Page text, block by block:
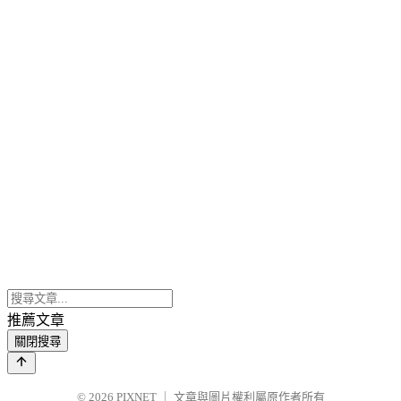
推薦文章
關閉搜尋
© 2026 PIXNET 文章與圖片權利屬原作者所有